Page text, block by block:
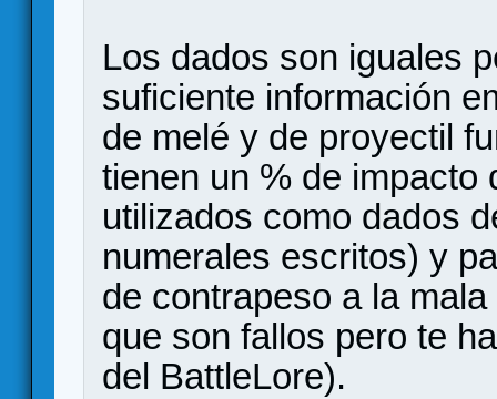
Los dados son iguales
suficiente información
de melé y de proyectil
tienen un % de impacto
utilizados como dados
numerales escritos) y
de contrapeso a la
que son fallos pero te
del BattleLore).